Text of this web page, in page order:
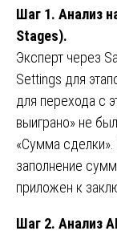
Шаг 1. Анализ
Stages).
Эксперт через
Settings для
для перехода с
выиграно» не
«Сумма
заполнение
приложен к
Шаг 2. Анализ